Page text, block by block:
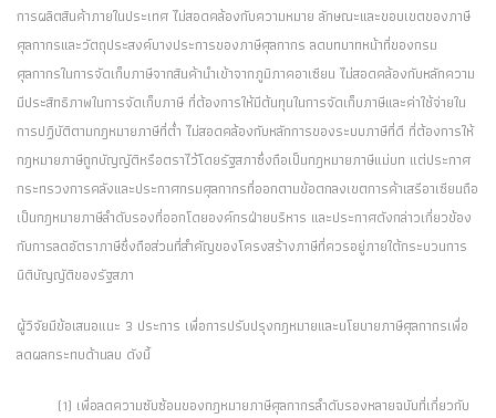
การผลิตสินค้าภายในประเทศ ไม่สอดคล้องกับความหมาย ลักษณะและขอบเขตของภาษี
ศุลกากรและวัตถุประสงค์บางประการของภาษีศุลกากร ลดบทบาทหน้าที่ของกรม
ศุลกากรในการจัดเก็บภาษีจากสินค้านำเข้าจากภูมิภาคอาเซียน ไม่สอดคล้องกับหลักความ
มีประสิทธิภาพในการจัดเก็บภาษี ที่ต้องการให้มีต้นทุนในการจัดเก็บภาษีและค่าใช้จ่ายใน
การปฏิบัติตามกฎหมายภาษีที่ต่ำ ไม่สอดคล้องกับหลักการของระบบภาษีที่ดี ที่ต้องการให้
กฎหมายภาษีถูกบัญญัติหรือตราไว้โดยรัฐสภาซึ่งถือเป็นกฎหมายภาษีแม่บท แต่ประกาศ
กระทรวงการคลังและประกาศกรมศุลกากรที่ออกตามข้อตกลงเขตการค้าเสรีอาเซียนถือ
เป็นกฎหมายภาษีลำดับรองที่ออกโดยองค์กรฝ่ายบริหาร และประกาศดังกล่าวเกี่ยวข้อง
กับการลดอัตราภาษีซึ่งถือส่วนที่สำคัญของโครงสร้างภาษีที่ควรอยู่ภายใต้กระบวนการ
นิติบัญญัติของรัฐสภา
ผู้วิจัยมีข้อเสนอแนะ 3 ประการ เพื่อการปรับปรุงกฎหมายและนโยบายภาษีศุลกากรเพื่อ
ลดผลกระทบด้านลบ ดังนี้
(1) เพื่อลดความซับซ้อนของกฎหมายภาษีศุลกากรลำดับรองหลายฉบับที่เกี่ยวกับ